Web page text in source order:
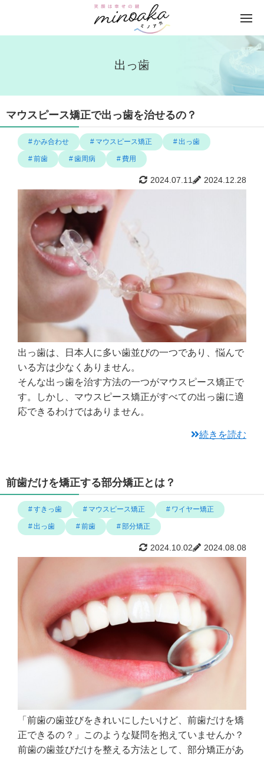
出っ歯
マウスピース矯正で出っ歯を治せるの？
かみ合わせ マウスピース矯正 出っ歯
前歯 歯周病 費用
2024.12.28
2024.07.11
出っ歯は、日本人に多い歯並びの一つであり、悩んで
いる方は少なくありません。
そんな出っ歯を治す方法の一つがマウスピース矯正で
す。しかし、マウスピース矯正がすべての出っ歯に適
応できるわけではありません。
続きを読む
前歯だけを矯正する部分矯正とは？
すきっ歯 マウスピース矯正 ワイヤー矯正
出っ歯 前歯 部分矯正
2024.08.08
2024.10.02
「前歯の歯並びをきれいにしたいけど、前歯だけを矯
正できるの？」このような疑問を抱えていませんか？
前歯の歯並びだけを整える方法として、部分矯正があ